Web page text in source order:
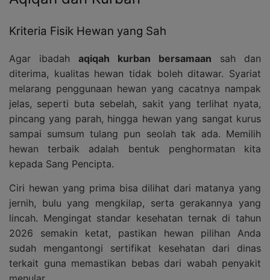
Kriteria Fisik Hewan yang Sah
Agar ibadah aqiqah kurban bersamaan sah dan
diterima, kualitas hewan tidak boleh ditawar. Syariat
melarang penggunaan hewan yang cacatnya nampak
jelas, seperti buta sebelah, sakit yang terlihat nyata,
pincang yang parah, hingga hewan yang sangat kurus
sampai sumsum tulang pun seolah tak ada. Memilih
hewan terbaik adalah bentuk penghormatan kita
kepada Sang Pencipta.
Ciri hewan yang prima bisa dilihat dari matanya yang
jernih, bulu yang mengkilap, serta gerakannya yang
lincah. Mengingat standar kesehatan ternak di tahun
2026 semakin ketat, pastikan hewan pilihan Anda
sudah mengantongi sertifikat kesehatan dari dinas
terkait guna memastikan bebas dari wabah penyakit